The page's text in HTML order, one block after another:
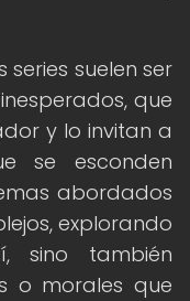
suelen ser
que
y lo invitan a
se esconden
abordados
explorando
sino también
o morales que